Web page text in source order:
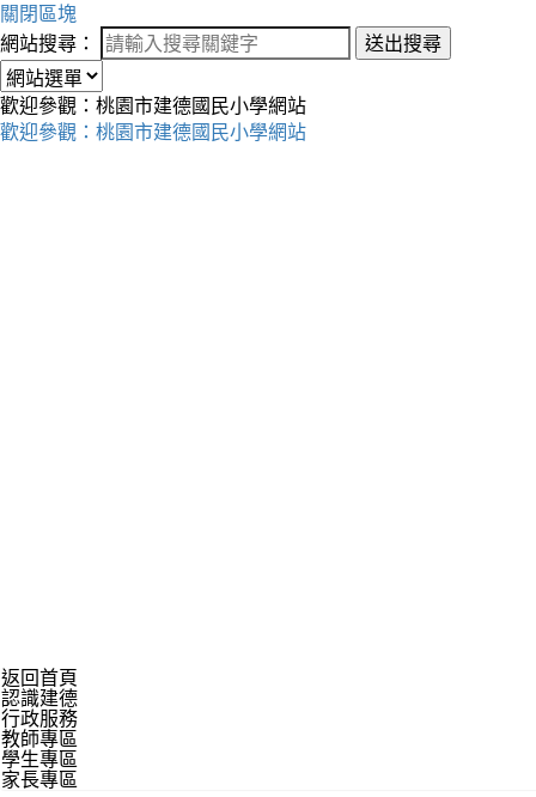
關閉區塊
網站搜尋：
送出搜尋
歡迎參觀：桃園市建德國民小學網站
歡迎參觀：桃園市建德國民小學網站
返回首頁
認識建德
行政服務
教師專區
學生專區
家長專區